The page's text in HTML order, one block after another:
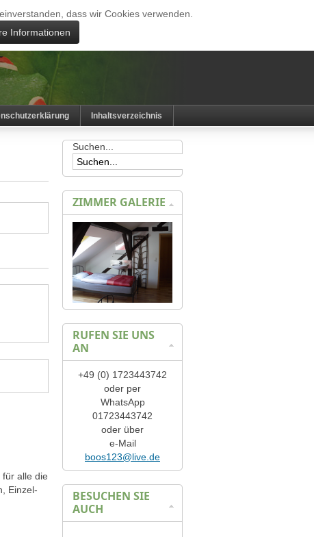
dass wir Cookies verwenden.
Informationen
Inhaltsverzeichnis
alle die
Einzel-
Suchen...
ZIMMER GALERIE
RUFEN SIE UNS
AN
+49 (0) 1723443742
oder per
WhatsApp
01723443742
oder über
e-Mail
boos123@live.de
BESUCHEN SIE
AUCH